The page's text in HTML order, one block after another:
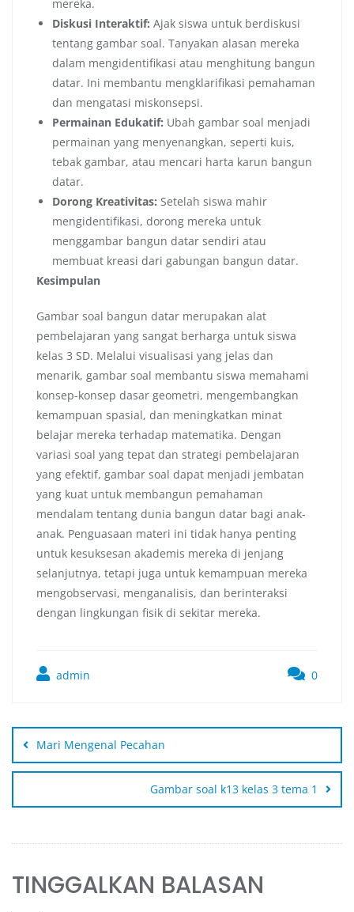
mereka.
Diskusi Interaktif: Ajak siswa untuk berdiskusi
tentang gambar soal. Tanyakan alasan mereka
dalam mengidentifikasi atau menghitung bangun
datar. Ini membantu mengklarifikasi pemahaman
dan mengatasi miskonsepsi.
Permainan Edukatif: Ubah gambar soal menjadi
permainan yang menyenangkan, seperti kuis,
tebak gambar, atau mencari harta karun bangun
datar.
Dorong Kreativitas: Setelah siswa mahir
mengidentifikasi, dorong mereka untuk
menggambar bangun datar sendiri atau
membuat kreasi dari gabungan bangun datar.
Kesimpulan
Gambar soal bangun datar merupakan alat
pembelajaran yang sangat berharga untuk siswa
kelas 3 SD. Melalui visualisasi yang jelas dan
menarik, gambar soal membantu siswa memahami
konsep-konsep dasar geometri, mengembangkan
kemampuan spasial, dan meningkatkan minat
belajar mereka terhadap matematika. Dengan
variasi soal yang tepat dan strategi pembelajaran
yang efektif, gambar soal dapat menjadi jembatan
yang kuat untuk membangun pemahaman
mendalam tentang dunia bangun datar bagi anak-
anak. Penguasaan materi ini tidak hanya penting
untuk kesuksesan akademis mereka di jenjang
selanjutnya, tetapi juga untuk kemampuan mereka
mengobservasi, menganalisis, dan berinteraksi
dengan lingkungan fisik di sekitar mereka.
admin 0
Mari Mengenal Pecahan
Gambar soal k13 kelas 3 tema 1
TINGGALKAN BALASAN